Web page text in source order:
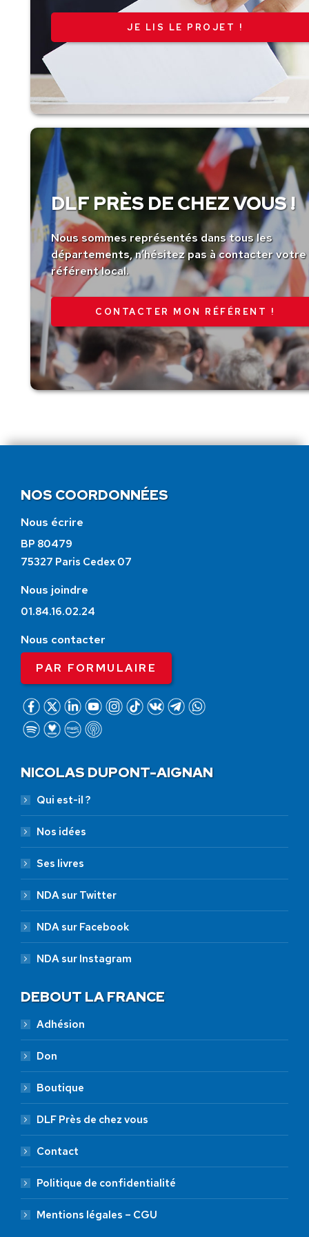
JE LIS LE PROJET !
DLF PRÈS DE CHEZ VOUS !
Nous sommes représentés dans tous les
départements, n’hésitez pas à contacter votre
référent local.
CONTACTER MON RÉFÉRENT !
NOS COORDONNÉES
Nous écrire
BP 80479
75327 Paris Cedex 07
Nous joindre
01.84.16.02.24
Nous contacter
PAR FORMULAIRE
NICOLAS DUPONT-AIGNAN
Qui est-il ?
Nos idées
Ses livres
NDA sur Twitter
NDA sur Facebook
NDA sur Instagram
DEBOUT LA FRANCE
Adhésion
Don
Boutique
DLF Près de chez vous
Contact
Politique de confidentialité
Mentions légales – CGU